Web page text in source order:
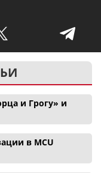
и Грогу» и
в MCU